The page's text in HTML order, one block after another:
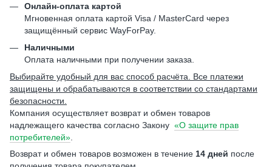
Онлайн-оплата картой
Мгновенная оплата картой Visa / MasterCard через
защищённый сервис WayForPay.
Наличными
Оплата наличными при получении заказа.
Выбирайте удобный для вас способ расчёта. Все платежи
защищены и обрабатываются в соответствии со стандартами
безопасности.
Компания осуществляет возврат и обмен товаров
надлежащего качества согласно Закону «О защите прав
потребителей».
Возврат и обмен товаров возможен в течение 14 дней после